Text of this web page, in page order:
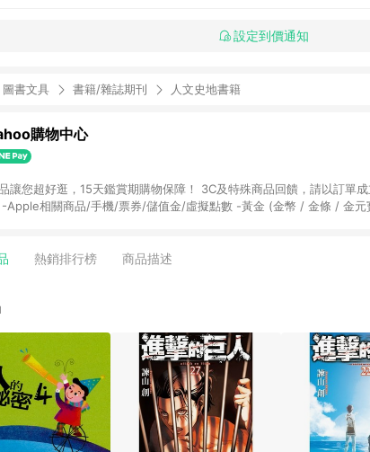
設定到價通知
圖書文具 書籍/雜誌期刊 人文史地書籍
購物中心
您超好逛，15天鑑賞期購物保障！ 3C及特殊商品回饋，請以訂單成立通知為準 1. 請注
-Apple相關商品/手機/票券/儲值金/虛擬點數 -黃金 (金幣 / 金條 / 金
回饋者 - 購物中心商店之商品：商品賣場中有標示「商店」及顯示商
熱銷排行榜 商品描述